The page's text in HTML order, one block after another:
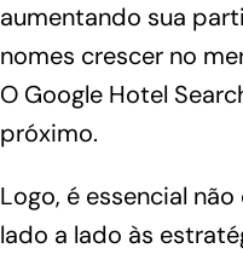
aumentando sua
nomes crescer no
O Google Hotel
próximo.
Logo, é essencial
lado a lado às